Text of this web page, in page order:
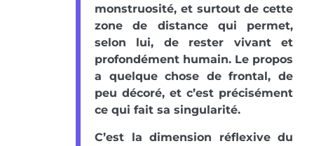
monstruosité, et surtout de cette
zone de distance qui permet,
selon lui, de rester vivant et
profondément humain. Le propos
a quelque chose de frontal, de
peu décoré, et c’est précisément
ce qui fait sa singularité.
C’est la dimension réflexive du